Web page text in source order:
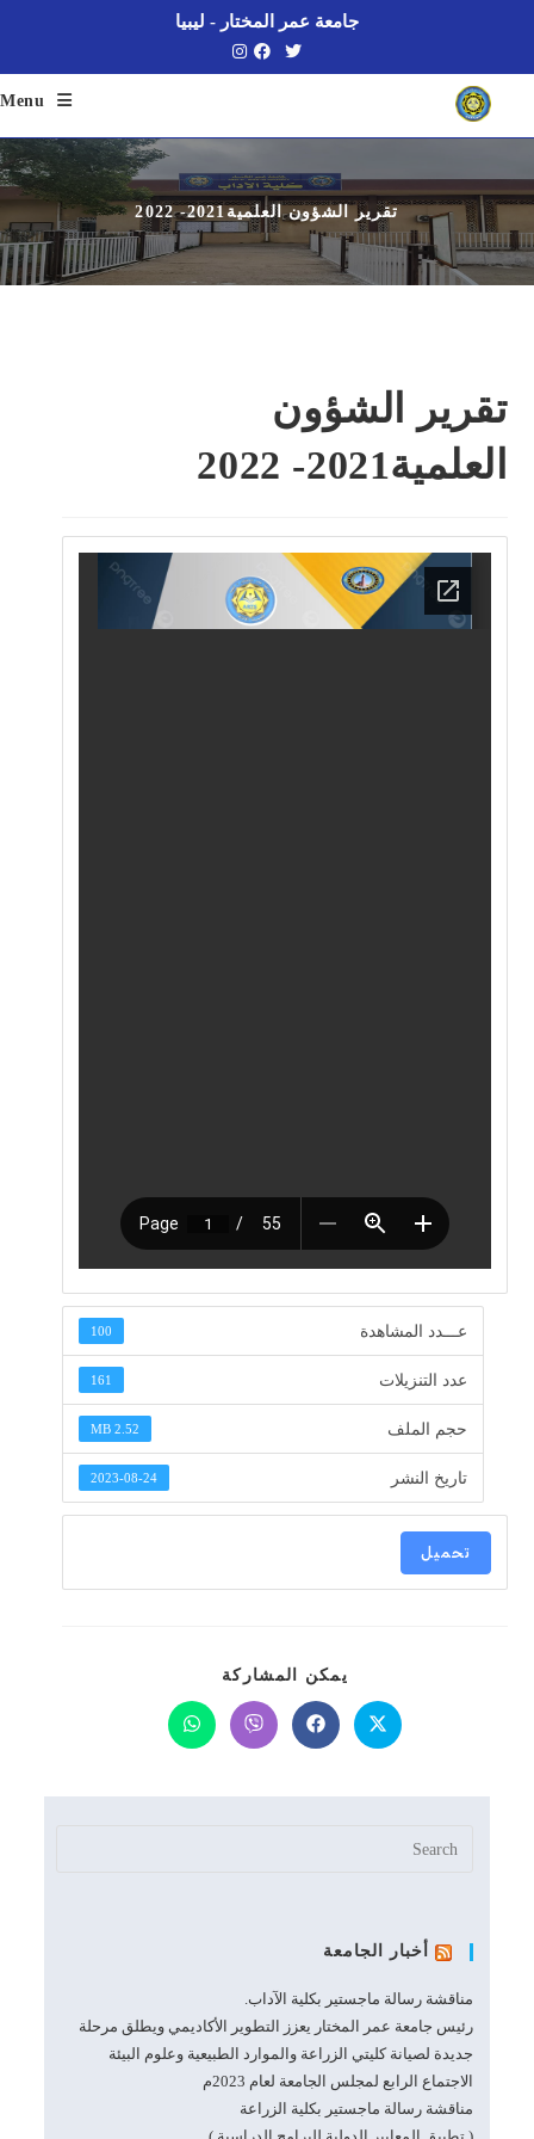
content
جامعة عمر المختار - ليبيا
Menu
تقرير الشؤون العلمية2021- 2022
تقرير الشؤون
العلمية2021- 2022
عـــدد المشاهدة 100
عدد التنزيلات 161
حجم الملف 2.52 MB
تاريخ النشر 2023-08-24
تحميل
يمكن المشاركةSHARE
THIS
CONTENT
Opens
in
window
Opens
in
window
Opens
in
window
Opens
in
window
أخبار الجامعة
مناقشة رسالة ماجستير بكلية الآداب.
رئيس جامعة عمر المختار يعزز التطوير الأكاديمي ويطلق مرحلة
جديدة لصيانة كليتي الزراعة والموارد الطبيعية وعلوم البيئة
الاجتماع الرابع لمجلس الجامعة لعام 2023م
مناقشة رسالة ماجستير بكلية الزراعة